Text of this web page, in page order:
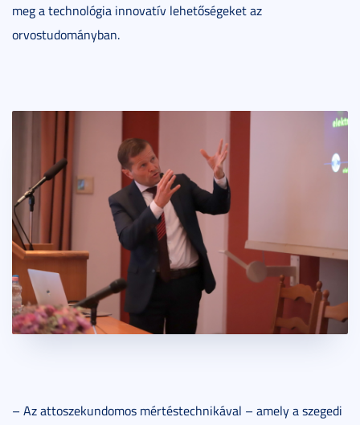
meg a technológia innovatív lehetőségeket az
orvostudományban.
– Az attoszekundomos mértéstechnikával – amely a szegedi